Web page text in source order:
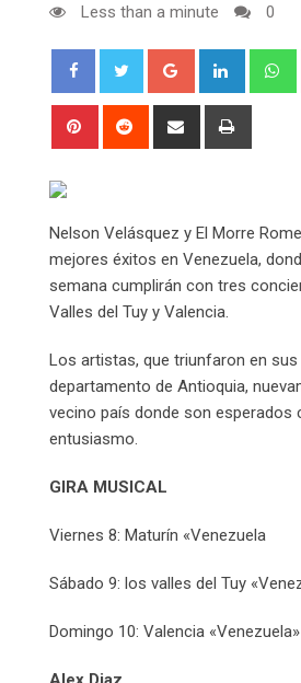
Less than a minute
0
Google+ LinkedIn
Pinterest Reddit
Share
Nelson Velásquez y El Morre
mejores éxitos en Venezuela,
semana cumplirán con tres
Valles del Tuy y Valencia.
Los artistas, que triunfaron en
departamento de Antioquia,
vecino país donde son esperados
entusiasmo.
GIRA MUSICAL
Viernes 8: Maturín «Venezuela
Sábado 9: los valles del Tuy
Domingo 10: Valencia «Venezuela»